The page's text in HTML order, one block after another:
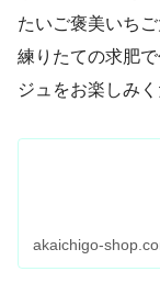
たいご褒美いち
練りたての求肥
ジュをお楽しみく
akaichigo-